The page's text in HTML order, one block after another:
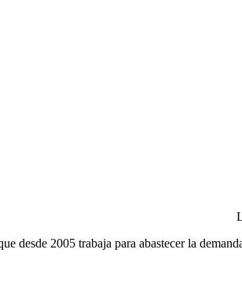
desde 2005 trabaja para abastecer la